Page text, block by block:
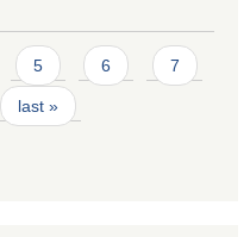
5 6 7
last »